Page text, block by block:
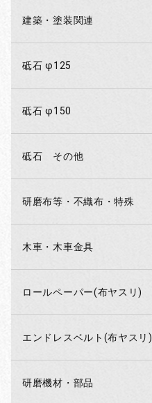
建築・塗装関連
砥石 φ125
砥石 φ150
砥石 その他
研磨布等・不織布・特殊
木車・木車金具
ロールペーパー(布ヤスリ)
エンドレスベルト(布ヤスリ)
研磨機材・部品